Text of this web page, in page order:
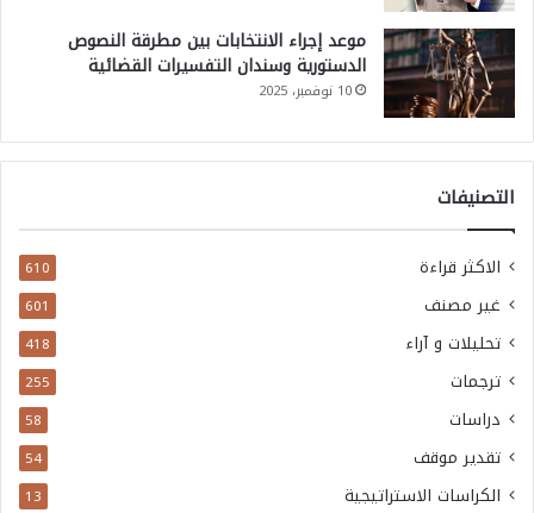
موعد إجراء الانتخابات بين مطرقة النصوص
الدستورية وسندان التفسيرات القضائية
10 نوفمبر، 2025
التصنيفات
الاكثر قراءة 610
غير مصنف 601
تحليلات و آراء 418
ترجمات 255
دراسات 58
تقدير موقف 54
الكراسات الاستراتيجية 13